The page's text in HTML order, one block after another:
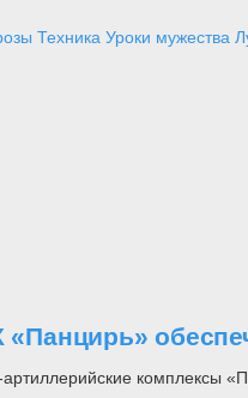
Техника Уроки мужества
комплексы